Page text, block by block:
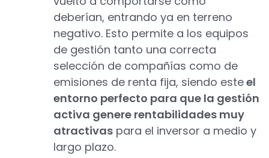
deberían, entrando ya en terreno
negativo. Esto permite a los equipos
de gestión tanto una correcta
selección de compañías como de
emisiones de renta fija, siendo esteel
entorno perfecto para que la gestión
activa genere rentabilidades muy
atractivas para el inversor a medio y
largo plazo.